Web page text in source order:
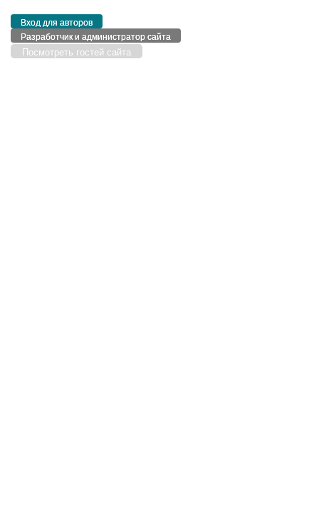
Вход для авторов
Разработчик и администратор сайта
Посмотреть гостей сайта